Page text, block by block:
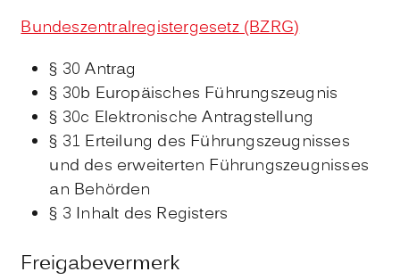
Bundeszentralregistergesetz (BZRG)
§ 30 Antrag
§ 30b Europäisches Führungszeugnis
§ 30c Elektronische Antragstellung
§ 31 Erteilung des Führungszeugnisses
und des erweiterten Führungszeugnisses
an Behörden
§ 3 Inhalt des Registers
Freigabevermerk